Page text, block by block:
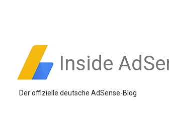
Inside
Der offizielle deutsche AdSense-Blog